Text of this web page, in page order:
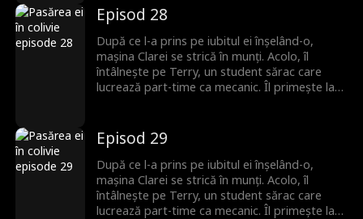
se prăbușește sub greutatea secretului său,
iar Terry pleacă, neștiind că Clara este
însărcinată. Ani mai târziu, el se întoarce cu
putere și bogăție, iar povestea lor de
dragoste începe din nou.
Episod 28
După ce l-a prins pe iubitul ei înșelând-o,
mașina Clarei se strică în munți. Acolo, îl
întâlnește pe Terry, un student sărac care
lucrează part-time ca mecanic. Îl primește la
se prăbușește sub greutatea secretului său,
iar Terry pleacă, neștiind că Clara este
însărcinată. Ani mai târziu, el se întoarce cu
putere și bogăție, iar povestea lor de
dragoste începe din nou.
Episod 29
După ce l-a prins pe iubitul ei înșelând-o,
mașina Clarei se strică în munți. Acolo, îl
întâlnește pe Terry, un student sărac care
lucrează part-time ca mecanic. Îl primește la